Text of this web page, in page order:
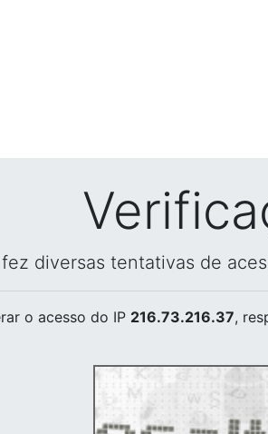
diversas tentativas de
o acesso do IP 216.73.216.37,